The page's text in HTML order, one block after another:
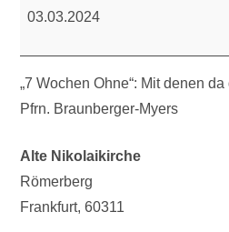
03.03.2024
„7 Wochen Ohne“: Mit denen
Pfrn. Braunberger-Myers
Alte Nikolaikirche
Römerberg
Frankfurt,60311